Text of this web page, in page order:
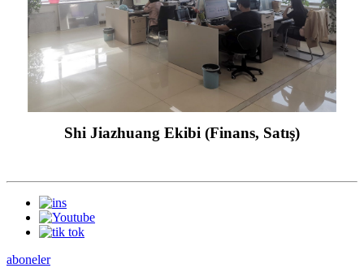
Shi Jiazhuang Ekibi (Finans, Satış)
aboneler